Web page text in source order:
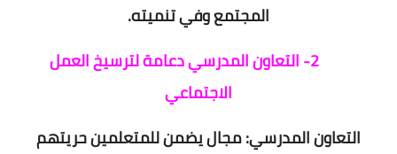
المجتمع وفي تنميته.
2- التعاون المدرسي دعامة لترسيخ العمل
الاجتماعي
التعاون المدرسي: مجال يضمن للمتعلمين حريتهم